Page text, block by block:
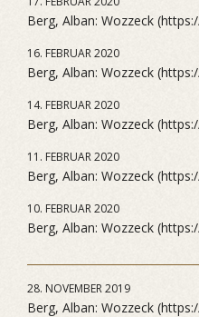
Berg, Alban: Wozzeck
16. FEBRUAR 2020
Berg, Alban: Wozzeck
14. FEBRUAR 2020
Berg, Alban: Wozzeck
11. FEBRUAR 2020
Berg, Alban: Wozzeck
10. FEBRUAR 2020
Berg, Alban: Wozzeck
28. NOVEMBER 2019
Berg, Alban: Wozzeck